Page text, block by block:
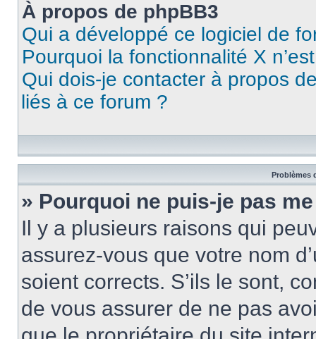
À propos de phpBB3
Qui a développé ce logiciel de
Pourquoi la fonctionnalité X
Qui dois-je contacter à propos
liés à ce forum ?
Problèmes
» Pourquoi ne puis-je pas
Il y a plusieurs raisons qui
assurez-vous que votre nom
soient corrects. S’ils le sont,
de vous assurer de ne pas